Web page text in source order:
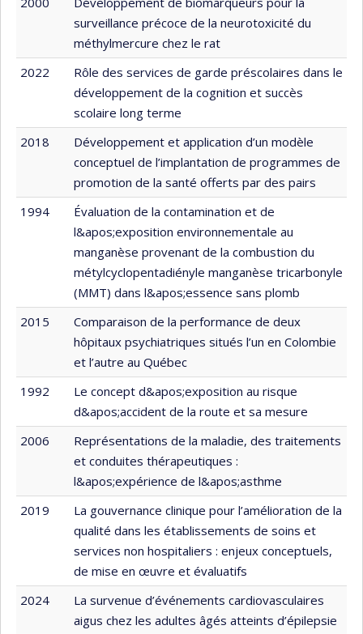
surveillance précoce de la neurotoxicité du
méthylmercure chez le rat
2022
Rôle des services de garde préscolaires dans le
développement de la cognition et succès
scolaire long terme
2018
Développement et application d’un modèle
conceptuel de l’implantation de programmes de
promotion de la santé offerts par des pairs
1994
Évaluation de la contamination et de
l&apos;exposition environnementale au
manganèse provenant de la combustion du
métylcyclopentadiényle manganèse tricarbonyle
(MMT) dans l&apos;essence sans plomb
2015
Comparaison de la performance de deux
hôpitaux psychiatriques situés l’un en Colombie
et l’autre au Québec
1992
Le concept d&apos;exposition au risque
d&apos;accident de la route et sa mesure
2006
Représentations de la maladie, des traitements
et conduites thérapeutiques :
l&apos;expérience de l&apos;asthme
2019
La gouvernance clinique pour l’amélioration de la
qualité dans les établissements de soins et
services non hospitaliers : enjeux conceptuels,
de mise en œuvre et évaluatifs
2024
La survenue d’événements cardiovasculaires
aigus chez les adultes âgés atteints d’épilepsie